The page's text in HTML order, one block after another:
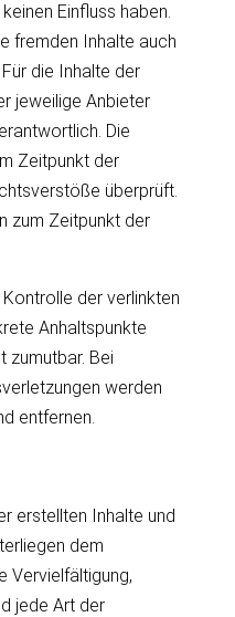
Einfluss haben.
fremden Inhalte auch
die Inhalte der
jeweilige Anbieter
Die
Zeitpunkt der
überprüft.
zum Zeitpunkt der
der verlinkten
Anhaltspunkte
zumutbar. Bei
werden
entfernen.
erstellten Inhalte und
dem
Vervielfältigung,
jede Art der